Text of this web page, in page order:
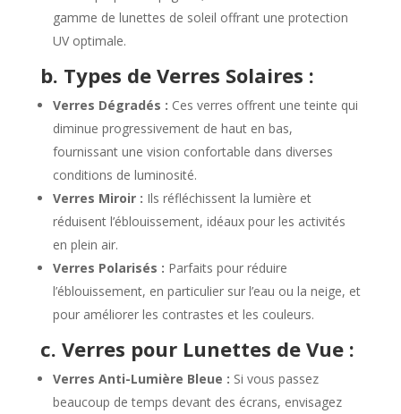
gamme de lunettes de soleil offrant une protection
UV optimale.
b. Types de Verres Solaires :
Verres Dégradés : Ces verres offrent une teinte qui
diminue progressivement de haut en bas,
fournissant une vision confortable dans diverses
conditions de luminosité.
Verres Miroir : Ils réfléchissent la lumière et
réduisent l’éblouissement, idéaux pour les activités
en plein air.
Verres Polarisés : Parfaits pour réduire
l’éblouissement, en particulier sur l’eau ou la neige, et
pour améliorer les contrastes et les couleurs.
c. Verres pour Lunettes de Vue :
Verres Anti-Lumière Bleue : Si vous passez
beaucoup de temps devant des écrans, envisagez